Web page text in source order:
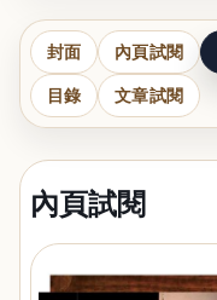
封面 內頁試閱
目錄 文章試閱
內頁試閱